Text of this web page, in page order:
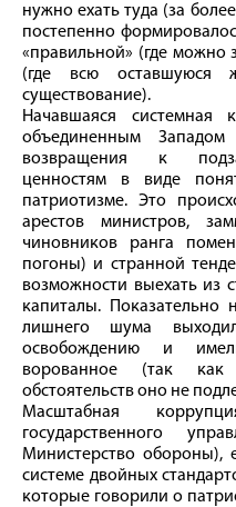
нужно ехать туда (за
постепенно
«правильной» (где можно
(где всю оставшуюся
существование).
Начавшаяся системная
объединенным
возвращения к
ценностям в виде
патриотизме. Это
арестов министров,
чиновников ранга
погоны) и странной
возможности выехать из
капиталы. Показательно
лишнего шума
освобождению и
ворованное (так
обстоятельств оно не
Масштабная
государственного
Министерство обороны),
системе двой­ных
которые говорили о